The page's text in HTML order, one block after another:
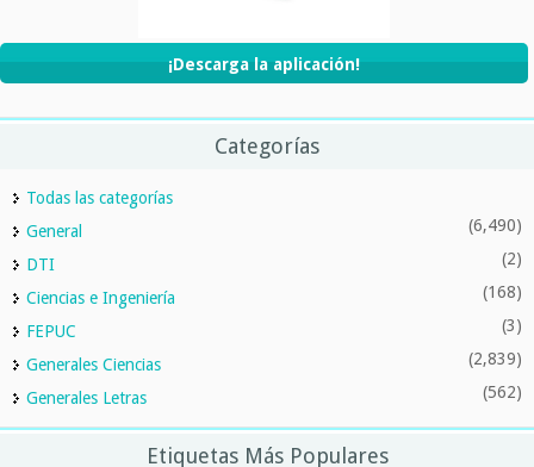
¡Descarga la aplicación!
Categorías
Todas las categorías
General
(6,490)
DTI (2)
Ciencias e Ingeniería (168)
FEPUC (3)
Generales Ciencias (2,839)
Generales Letras (562)
Etiquetas Más Populares